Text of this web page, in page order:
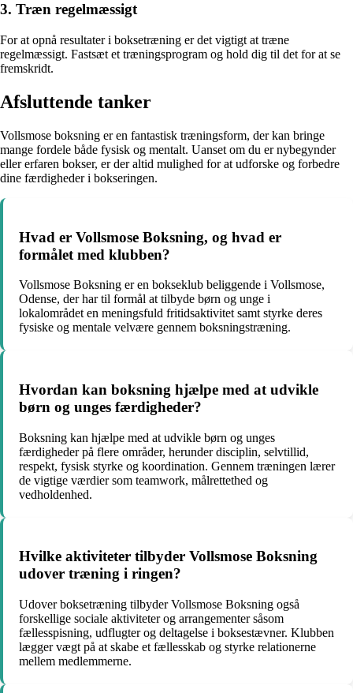
3. Træn regelmæssigt
For at opnå resultater i boksetræning er det vigtigt at træne
regelmæssigt. Fastsæt et træningsprogram og hold dig til det for at se
fremskridt.
Afsluttende tanker
Vollsmose boksning er en fantastisk træningsform, der kan bringe
mange fordele både fysisk og mentalt. Uanset om du er nybegynder
eller erfaren bokser, er der altid mulighed for at udforske og forbedre
dine færdigheder i bokseringen.
Hvad er Vollsmose Boksning, og hvad er
formålet med klubben?
Vollsmose Boksning er en bokseklub beliggende i Vollsmose,
Odense, der har til formål at tilbyde børn og unge i
lokalområdet en meningsfuld fritidsaktivitet samt styrke deres
fysiske og mentale velvære gennem boksningstræning.
Hvordan kan boksning hjælpe med at udvikle
børn og unges færdigheder?
Boksning kan hjælpe med at udvikle børn og unges
færdigheder på flere områder, herunder disciplin, selvtillid,
respekt, fysisk styrke og koordination. Gennem træningen lærer
de vigtige værdier som teamwork, målrettethed og
vedholdenhed.
Hvilke aktiviteter tilbyder Vollsmose Boksning
udover træning i ringen?
Udover boksetræning tilbyder Vollsmose Boksning også
forskellige sociale aktiviteter og arrangementer såsom
fællesspisning, udflugter og deltagelse i boksestævner. Klubben
lægger vægt på at skabe et fællesskab og styrke relationerne
mellem medlemmerne.